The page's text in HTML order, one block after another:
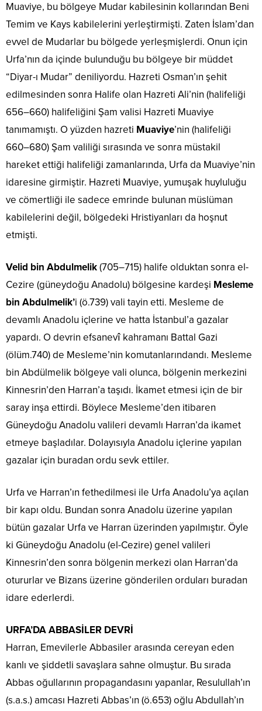
Muaviye, bu bölgeye Mudar kabilesinin kollarından Beni
Temim ve Kays kabilelerini yerleştirmişti. Zaten İslam’dan
evvel de Mudarlar bu bölgede yerleşmişlerdi. Onun için
Urfa’nın da içinde bulunduğu bu bölgeye bir müddet
“Diyar-ı Mudar” deniliyordu. Hazreti Osman’ın şehit
edilmesinden sonra Halife olan Hazreti Ali’nin (halifeliği
656–660) halifeliğini Şam valisi Hazreti Muaviye
tanımamıştı. O yüzden hazreti Muaviye’nin (halifeliği
660–680) Şam valiliği sırasında ve sonra müstakil
hareket ettiği halifeliği zamanlarında, Urfa da Muaviye’nin
idaresine girmiştir. Hazreti Muaviye, yumuşak huyluluğu
ve cömertliği ile sadece emrinde bulunan müslüman
kabilelerini değil, bölgedeki Hristiyanları da hoşnut
etmişti.
Velid bin Abdulmelik(705–715) halife olduktan sonra el-
Cezire (güneydoğu Anadolu) bölgesine kardeşi Mesleme
bin Abdulmelik’i (ö.739) vali tayin etti. Mesleme de
devamlı Anadolu içlerine ve hatta İstanbul’a gazalar
yapardı. O devrin efsanevî kahramanı Battal Gazi
(ölüm.740) de Mesleme’nin komutanlarındandı. Mesleme
bin Abdülmelik bölgeye vali olunca, bölgenin merkezini
Kinnesrin’den Harran’a taşıdı. İkamet etmesi için de bir
saray inşa ettirdi. Böylece Mesleme’den itibaren
Güneydoğu Anadolu valileri devamlı Harran’da ikamet
etmeye başladılar. Dolayısıyla Anadolu içlerine yapılan
gazalar için buradan ordu sevk ettiler.
Urfa ve Harran’ın fethedilmesi ile Urfa Anadolu’ya açılan
bir kapı oldu. Bundan sonra Anadolu üzerine yapılan
bütün gazalar Urfa ve Harran üzerinden yapılmıştır. Öyle
ki Güneydoğu Anadolu (el-Cezire) genel valileri
Kinnesrin’den sonra bölgenin merkezi olan Harran’da
otururlar ve Bizans üzerine gönderilen orduları buradan
idare ederlerdi.
URFA’DA ABBASİLER DEVRİ
Harran, Emevilerle Abbasiler arasında cereyan eden
kanlı ve şiddetli savaşlara sahne olmuştur. Bu sırada
Abbas oğullarının propagandasını yapanlar, Resulullah’ın
(s.a.s.) amcası Hazreti Abbas’ın (ö.653) oğlu Abdullah’ın